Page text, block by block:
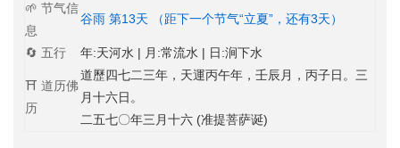
🌱 节气信
息
谷雨 第13天 （距下一个节气“立夏”，还有3天）
🔄 五行 年:天河水 | 月:常流水 | 日:涧下水
⛩️ 道历佛
历
道歷四七二三年，天運丙午年，壬辰月，丙子日。三
月十六日。
二五七〇年三月十六 (准提菩萨诞)